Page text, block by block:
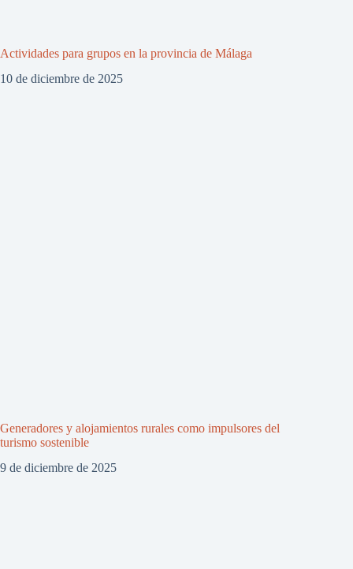
Actividades para grupos en la provincia de Málaga
10 de diciembre de 2025
Generadores y alojamientos rurales como impulsores del
turismo sostenible
9 de diciembre de 2025